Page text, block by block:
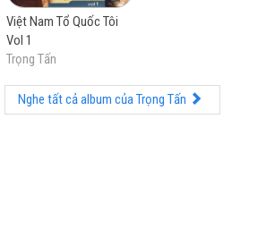
nhất
Việt Nam Tổ Quốc Tôi
Vol 1
Trọng Tấn
Nghe tất cả album của Trọng Tấn